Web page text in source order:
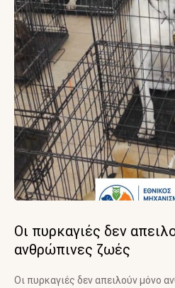
Οι πυρκαγιές δεν
ανθρώπινες ζωές
Οι πυρκαγιές δεν απειλούν μόνο